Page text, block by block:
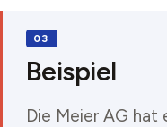
Beispiel
Die Meier AG hat